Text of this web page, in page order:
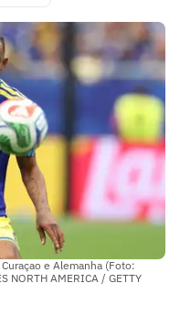
e Alemanha (Foto:
NORTH AMERICA / GETTY